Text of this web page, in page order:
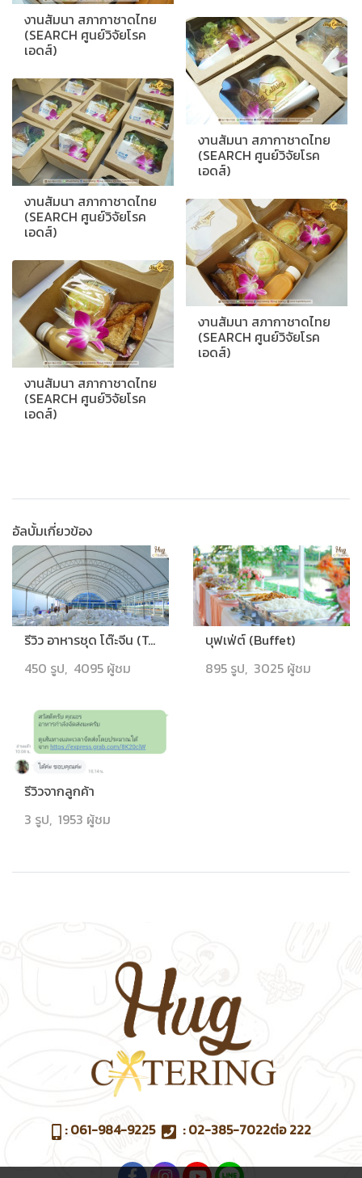
งานสัมนา สภากาชาดไทย
(SEARCH ศูนย์วิจัยโรค
เอดส์)
งานสัมนา สภากาชาดไทย
(SEARCH ศูนย์วิจัยโรค
เอดส์)
งานสัมนา สภากาชาดไทย
(SEARCH ศูนย์วิจัยโรค
เอดส์)
งานสัมนา สภากาชาดไทย
(SEARCH ศูนย์วิจัยโรค
เอดส์)
งานสัมนา สภากาชาดไทย
(SEARCH ศูนย์วิจัยโรค
เอดส์)
อัลบั้มเกี่ยวข้อง
รีวิว อาหารชุด โต๊ะจีน (Table for 10)
450 รูป, 4095 ผู้ชม
บุฟเฟ่ต์ (Buffet)
895 รูป, 3025 ผู้ชม
รีวิวจากลูกค้า
3 รูป, 1953 ผู้ชม
:061-984-9225 :02-385-7022ต่อ 222